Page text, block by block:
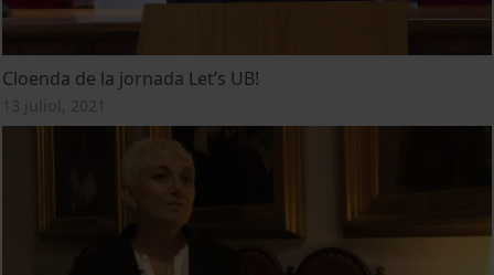
Cloenda de la jornada Let’s UB!
13 juliol, 2021